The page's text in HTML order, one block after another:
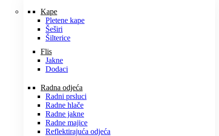
Kape
Pletene kape
Šeširi
Šilterice
Flis
Jakne
Dodaci
Radna odjeća
Radni prsluci
Radne hlače
Radne jakne
Radne majice
Reflektirajuća odjeća